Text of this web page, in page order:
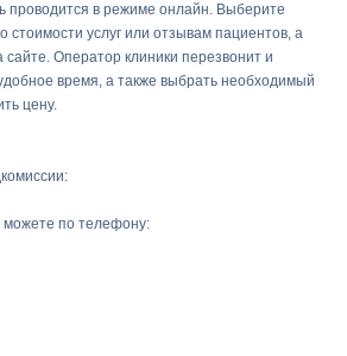
проводится в режиме онлайн. Выберите
услуг или отзывам пациентов, а
сайте. Оператор клиники перезвонит и
время, а также выбрать необходимый
цену.
можете по телефону: